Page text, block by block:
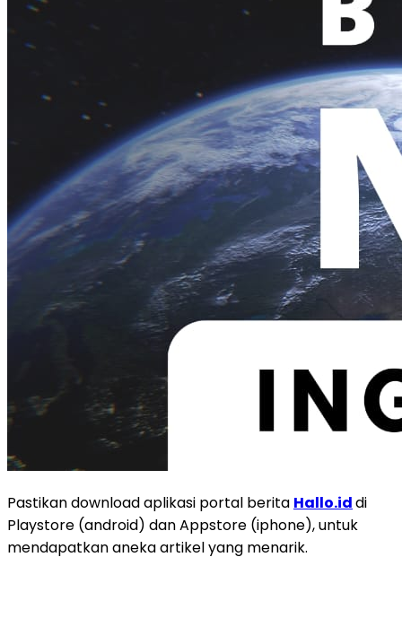
Pastikan download aplikasi portal berita Hallo.iddi
Playstore (android) dan Appstore (iphone), untuk
mendapatkan aneka artikel yang menarik.